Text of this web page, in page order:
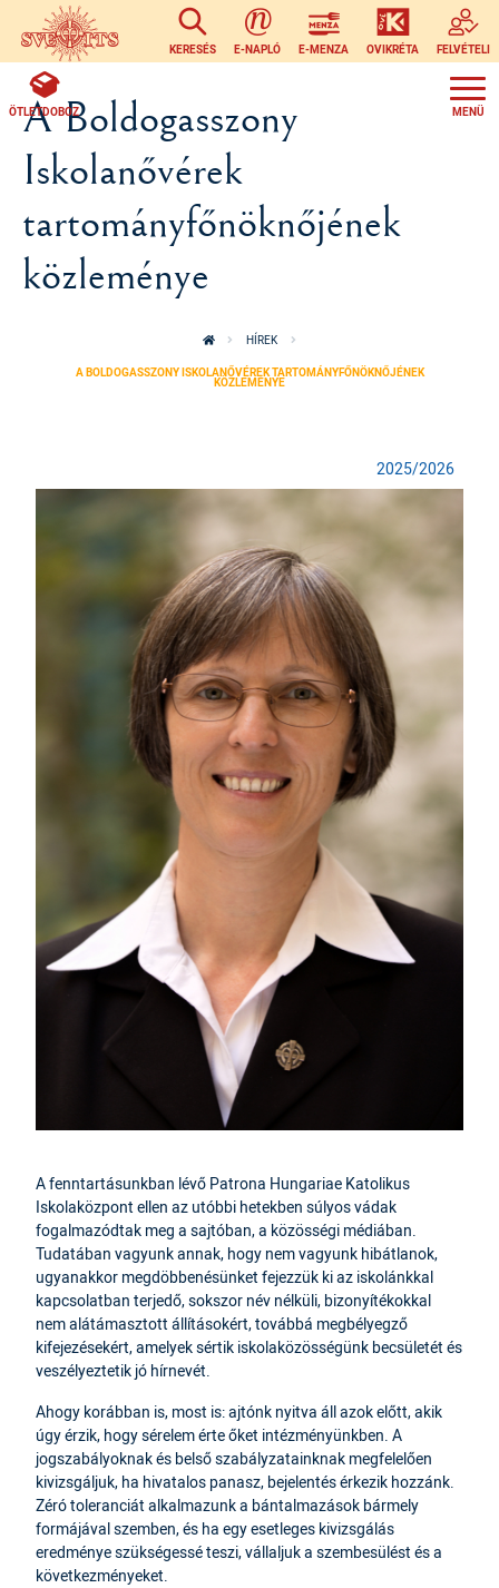
Ugrás a tartalomra
KERESÉS E-NAPLÓ E-MENZA OVIKRÉTA FELVÉTELI
ÖTLETDOBOZ
A Boldogasszony
Iskolanővérek
tartományfőnöknőjének
közleménye
HÍREK
A BOLDOGASSZONY ISKOLANŐVÉREK TARTOMÁNYFŐNÖKNŐJÉNEK
KÖZLEMÉNYE
2025/2026
A fenntartásunkban lévő Patrona Hungariae Katolikus
Iskolaközpont ellen az utóbbi hetekben súlyos vádak
fogalmazódtak meg a sajtóban, a közösségi médiában.
Tudatában vagyunk annak, hogy nem vagyunk hibátlanok,
ugyanakkor megdöbbenésünket fejezzük ki az iskolánkkal
kapcsolatban terjedő, sokszor név nélküli, bizonyítékokkal
nem alátámasztott állításokért, továbbá megbélyegző
kifejezésekért, amelyek sértik iskolaközösségünk becsületét és
veszélyeztetik jó hírnevét.
Ahogy korábban is, most is: ajtónk nyitva áll azok előtt, akik
úgy érzik, hogy sérelem érte őket intézményünkben. A
jogszabályoknak és belső szabályzatainknak megfelelően
kivizsgáljuk, ha hivatalos panasz, bejelentés érkezik hozzánk.
Zéró toleranciát alkalmazunk a bántalmazások bármely
formájával szemben, és ha egy esetleges kivizsgálás
eredménye szükségessé teszi, vállaljuk a szembesülést és a
következményeket.